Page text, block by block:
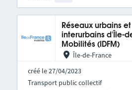
Réseaux urbains et
interurbains d'Île-
Mobilités (IDFM)
Île-de-France
créé le 27/04/2023
Transport public collectif